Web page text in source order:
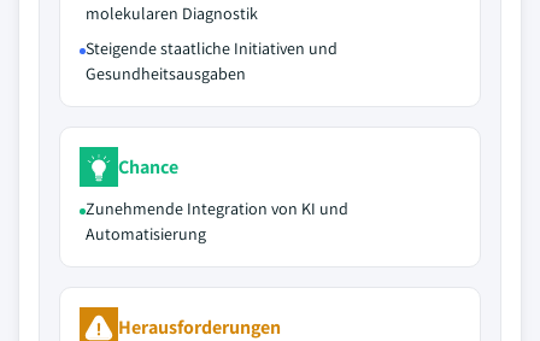
molekularen Diagnostik
Steigende staatliche Initiativen und
Gesundheitsausgaben
Chance
Zunehmende Integration von KI und
Automatisierung
Herausforderungen